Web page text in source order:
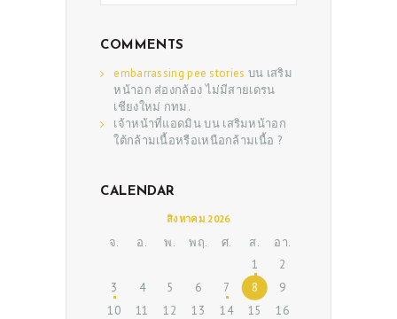
BEAUTY TIPS
PATIENT REVIEWS
CONSULT & RESERVATION
COMMENTS
embarrassing pee stories บน เสริม
หน้าอก ส่องกล้อง ไม่มีสายเดรน
เชียงใหม่ กทม.
เจ้าหน้าที่แอดมินบน เสริมหน้าอก
ใต้กล้ามเนื้อหรือเหนือกล้ามเนื้อ ?
CALENDAR
สิงหาคม 2026
จ. อ. พ. พฤ. ศ. ส. อา.
1
2
3
4 5 6 7 8
9
10
11 12 13 14 15
16